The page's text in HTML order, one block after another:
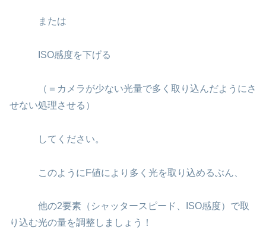
または
ISO感度を下げる
（＝カメラが少ない光量で多く取り込んだようにさ
せない処理させる）
してください。
このようにF値により多く光を取り込めるぶん、
他の2要素（シャッタースピード、ISO感度）で取
り込む光の量を調整しましょう！